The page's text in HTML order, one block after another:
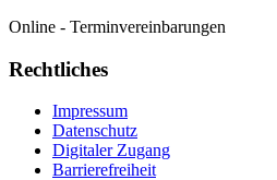
Online - Terminvereinbarungen
Rechtliches
Impressum
Datenschutz
Digitaler Zugang
Barrierefreiheit